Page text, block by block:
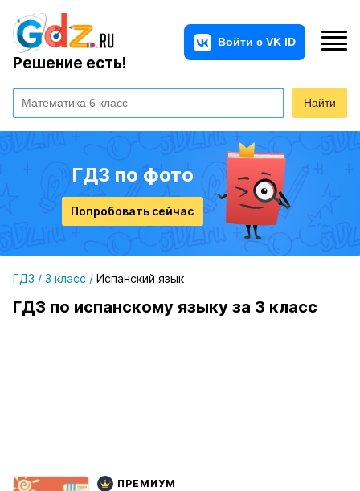
Решение есть!
Найти
ГДЗ по фото
Попробовать сейчас
ГДЗ / 3 класс / Испанский язык
ГДЗ по испанскому языку за 3 класс
ПРЕМИУМ